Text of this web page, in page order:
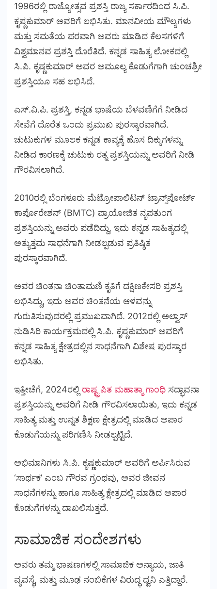
1996ರಲ್ಲಿ ರಾಜ್ಯೋತ್ಸವ ಪ್ರಶಸ್ತಿ ರಾಜ್ಯ ಸರ್ಕಾರದಿಂದ ಸಿ.ಪಿ.
ಕೃಷ್ಣಕುಮಾರ್ ಅವರಿಗೆ ಲಭಿಸಿತು. ಮಾನವೀಯ ಮೌಲ್ಯಗಳು
ಮತ್ತು ಸಮತೆಯ ಪರವಾಗಿ ಅವರು ಮಾಡಿದ ಕೆಲಸಗಳಿಗೆ
ವಿಶ್ವಮಾನವ ಪ್ರಶಸ್ತಿ ದೊರೆತಿದೆ. ಕನ್ನಡ ಸಾಹಿತ್ಯ ಲೋಕದಲ್ಲಿ
ಸಿ.ಪಿ. ಕೃಷ್ಣಕುಮಾರ್ ಅವರ ಅಮೂಲ್ಯ ಕೊಡುಗೆಗಾಗಿ ಚುಂಚಶ್ರೀ
ಪ್ರಶಸ್ತಿಯೂ ಸಹ ಲಭಿಸಿದೆ.
ಎಸ್‌.ವಿ‌.ಪಿ‌. ಪ್ರಶಸ್ತಿ, ಕನ್ನಡ ಭಾಷೆಯ ಬೆಳವಣಿಗೆಗೆ ನೀಡಿದ
ಸೇವೆಗೆ ದೊರೆತ ಒಂದು ಪ್ರಮುಖ ಪುರಸ್ಕಾರವಾಗಿದೆ.
ಚುಟುಕುಗಳ ಮೂಲಕ ಕನ್ನಡ ಕಾವ್ಯಕ್ಕೆ ಹೊಸ ದಿಕ್ಕುಗಳನ್ನು
ನೀಡಿದ ಕಾರಣಕ್ಕೆ ಚುಟುಕು ರತ್ನ ಪ್ರಶಸ್ತಿಯನ್ನು ಅವರಿಗೆ ನೀಡಿ
ಗೌರವಿಸಲಾಗಿದೆ.
2010ರಲ್ಲಿ ಬೆಂಗಳೂರು ಮೆಟ್ರೋಪಾಲಿಟನ್ ಟ್ರಾನ್ಸ್‌ಪೋರ್ಟ್
ಕಾರ್ಪೊರೇಶನ್ (BMTC) ಪ್ರಾಯೋಜಿತ ನೃಪತುಂಗ
ಪ್ರಶಸ್ತಿಯನ್ನು ಅವರು ಪಡೆದಿದ್ದು, ಇದು ಕನ್ನಡ ಸಾಹಿತ್ಯದಲ್ಲಿ
ಅತ್ಯುತ್ತಮ ಸಾಧನೆಗಾಗಿ ನೀಡಲ್ಪಡುವ ಪ್ರತಿಷ್ಠಿತ
ಪುರಸ್ಕಾರವಾಗಿದೆ.
ಅವರ ಚಿಂತನಾ ಚಿಂತಾಮಣಿ ಕೃತಿಗೆ ದಕ್ಷಿಣಕೇಸರಿ ಪ್ರಶಸ್ತಿ
ಲಭಿಸಿದ್ದು, ಇದು ಅವರ ಚಿಂತನೆಯ ಆಳವನ್ನು
ಗುರುತಿಸುವುದರಲ್ಲಿ ಪ್ರಮುಖವಾಗಿದೆ. 2012ರಲ್ಲಿ ಅಲ್ವಾಸ್
ನುಡಿಸಿರಿ ಕಾರ್ಯಕ್ರಮದಲ್ಲಿ ಸಿ.ಪಿ. ಕೃಷ್ಣಕುಮಾರ್ ಅವರಿಗೆ
ಕನ್ನಡ ಸಾಹಿತ್ಯ ಕ್ಷೇತ್ರದಲ್ಲಿನ ಸಾಧನೆಗಾಗಿ ವಿಶೇಷ ಪುರಸ್ಕಾರ
ಲಭಿಸಿತು.
ಇತ್ತೀಚೆಗೆ, 2024ರಲ್ಲಿ ರಾಷ್ಟ್ರಪಿತ ಮಹಾತ್ಮಾ ಗಾಂಧಿ ಸದ್ಭಾವನಾ
ಪ್ರಶಸ್ತಿಯನ್ನು ಅವರಿಗೆ ನೀಡಿ ಗೌರವಿಸಲಾಯಿತು, ಇದು ಕನ್ನಡ
ಸಾಹಿತ್ಯ ಮತ್ತು ಉನ್ನತ ಶಿಕ್ಷಣ ಕ್ಷೇತ್ರದಲ್ಲಿ ಮಾಡಿದ ಅಪಾರ
ಕೊಡುಗೆಯನ್ನು ಪರಿಗಣಿಸಿ ನೀಡಲ್ಪಟ್ಟಿದೆ.
ಅಭಿಮಾನಿಗಳು ಸಿ.ಪಿ. ಕೃಷ್ಣಕುಮಾರ್ ಅವರಿಗೆ ಅರ್ಪಿಸಿರುವ
‘ಸಾರ್ಥಕ’ ಎಂಬ ಗೌರವ ಗ್ರಂಥವು, ಅವರ ಜೀವನ
ಸಾಧನೆಗಳನ್ನು ಹಾಗೂ ಸಾಹಿತ್ಯ ಕ್ಷೇತ್ರದಲ್ಲಿ ಮಾಡಿದ ಅಪಾರ
ಕೊಡುಗೆಗಳನ್ನು ದಾಖಲಿಸುತ್ತದೆ.
ಸಾಮಾಜಿಕ ಸಂದೇಶಗಳು
ಅವರು ತಮ್ಮ ಭಾಷಣಗಳಲ್ಲಿ ಸಾಮಾಜಿಕ ಅನ್ಯಾಯ, ಜಾತಿ
ವ್ಯವಸ್ಥೆ, ಮತ್ತು ಮೂಢ ನಂಬಿಕೆಗಳ ವಿರುದ್ಧ ಧ್ವನಿ ಎತ್ತಿದ್ದಾರೆ.